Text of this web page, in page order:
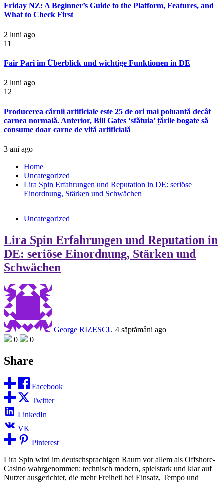
Friday NZ: A Beginner’s Guide to the Platform, Features, and
What to Check First
2 luni ago
11
Fair Pari im Überblick und wichtige Funktionen in DE
2 luni ago
12
Producerea cărnii artificiale este 25 de ori mai poluantă decât
carnea normală. Anterior, Bill Gates ‘sfătuia’ țările bogate să
consume doar carne de vită artificială
3 ani ago
Home
Uncategorized
Lira Spin Erfahrungen und Reputation in DE: seriöse
Einordnung, Stärken und Schwächen
Uncategorized
Lira Spin Erfahrungen und Reputation in
DE: seriöse Einordnung, Stärken und
Schwächen
George RIZESCU 4 săptămâni ago
0
0
Share
Facebook
Twitter
LinkedIn
VK
Pinterest
Lira Spin wird im deutschsprachigen Raum vor allem als Offshore-
Casino wahrgenommen: technisch modern, spielstark und klar auf
Nutzer ausgerichtet, die mehr Freiheit bei Einsatz, Tempo und